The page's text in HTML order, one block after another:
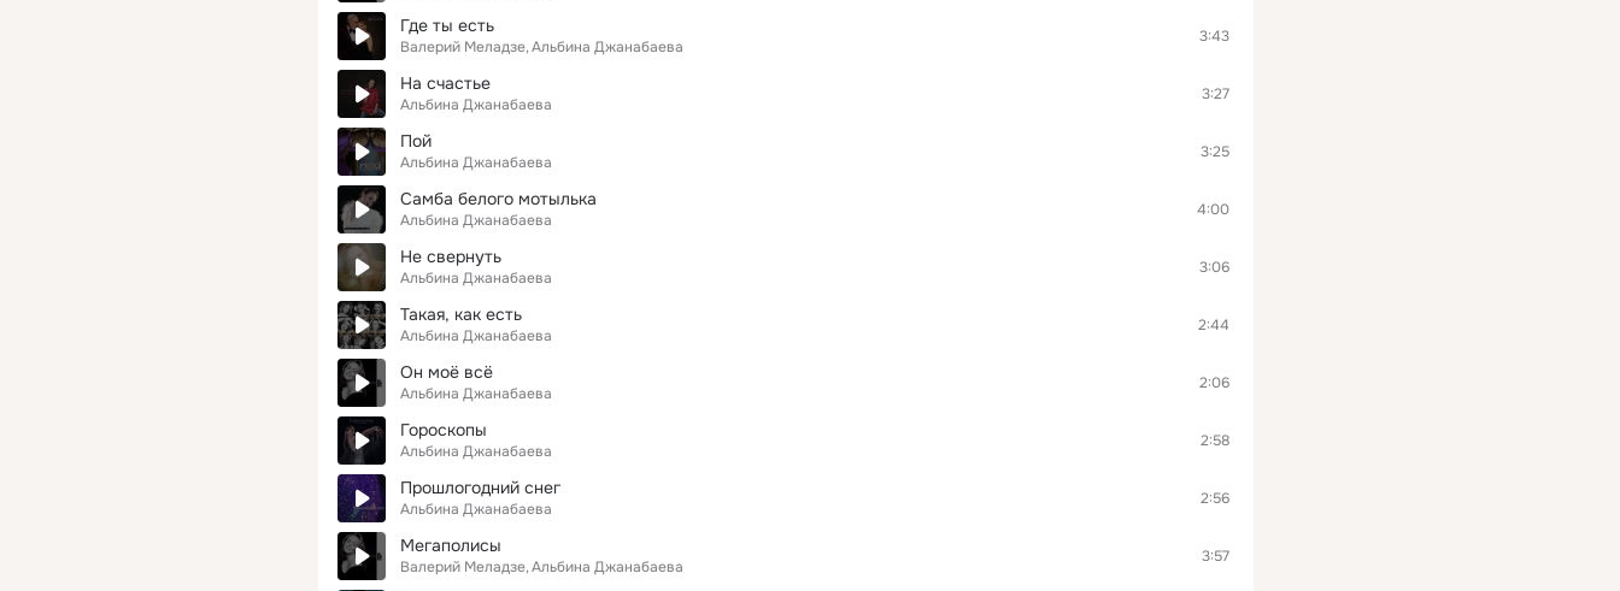
Где ты есть
Валерий Меладзе Альбина Джанабаева
3:43
На счастье
Альбина Джанабаева
3:27
Пой
Альбина Джанабаева
3:25
Самба белого мотылька
Альбина Джанабаева
4:00
Не свернуть
Альбина Джанабаева
3:06
Такая, как есть
Альбина Джанабаева
2:44
Он моё всё
Альбина Джанабаева
2:06
Гороскопы
Альбина Джанабаева
2:58
Прошлогодний снег
Альбина Джанабаева
2:56
Мегаполисы
Валерий Меладзе Альбина Джанабаева
3:57